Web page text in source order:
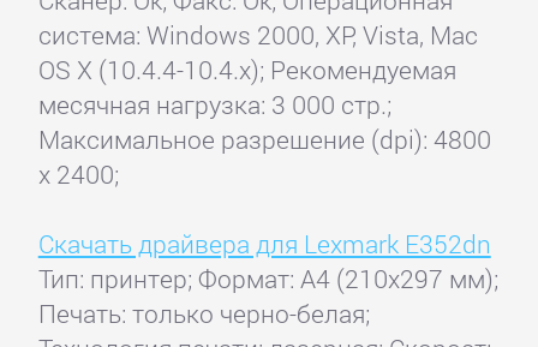
система: Windows 2000, XP, Vista, Mac
OS X (10.4.4-10.4.x); Рекомендуемая
месячная нагрузка: 3 000 стр.;
Максимальное разрешение (dpi): 4800
x 2400;
Скачать драйвера для Lexmark E352dn
Тип: принтер; Формат: A4 (210x297 мм);
Печать: только черно-белая;